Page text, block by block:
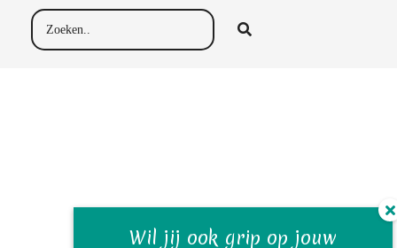
Wil jij ook grip op jouw